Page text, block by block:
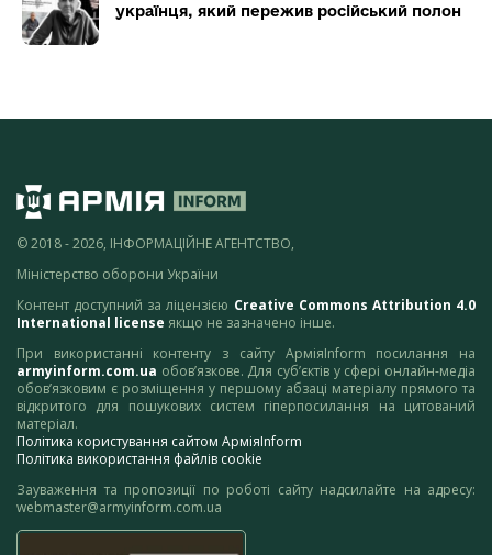
українця, який пережив російський полон
© 2018 - 2026, ІНФОРМАЦІЙНЕ АГЕНТСТВО,
Міністерство оборони України
Контент доступний за ліцензією Creative Commons Attribution 4.0
International license якщо не зазначено інше.
При використанні контенту з сайту АрміяInform посилання на
armyinform.com.ua обов’язкове. Для суб’єктів у сфері онлайн-медіа
обов’язковим є розміщення у першому абзаці матеріалу прямого та
відкритого для пошукових систем гіперпосилання на цитований
матеріал.
Політика користування сайтом АрміяInform
Політика використання файлів cookie
Зауваження та пропозиції по роботі сайту надсилайте на адресу:
webmaster@armyinform.com.ua